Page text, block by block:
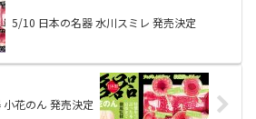
5/10 日本の名器 水川スミレ 発売決定
花のん 発売決定